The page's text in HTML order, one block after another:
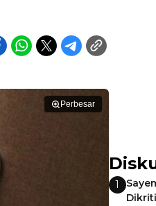
Perbesar
1